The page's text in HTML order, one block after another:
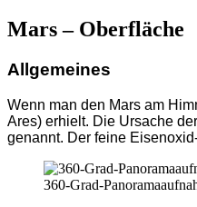
Mars – Oberfläche
Allgemeines
Wenn man den Mars am
Ares) erhielt. Die Ursache
genannt. Der feine
360-Grad-